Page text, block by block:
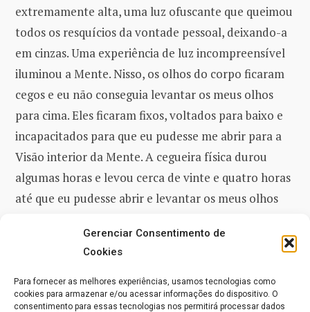
Gerenciar Consentimento de
Cookies
Para fornecer as melhores experiências, usamos tecnologias como
cookies para armazenar e/ou acessar informações do dispositivo. O
consentimento para essas tecnologias nos permitirá processar dados
extremamente alta, uma luz ofuscante que queimou
todos os resquícios da vontade pessoal, deixando-a
em cinzas. Uma experiência de luz incompreensível
iluminou a Mente. Nisso, os olhos do corpo ficaram
cegos e eu não conseguia levantar os meus olhos
para cima. Eles ficaram fixos, voltados para baixo e
incapacitados para que eu pudesse me abrir para a
Visão interior da Mente. A cegueira física durou
algumas horas e levou cerca de vinte e quatro horas
até que eu pudesse abrir e levantar os meus olhos
Demorou dois meses após essa
(‘substituição’)para aprender a me integrar
novamente ao corpo e à vida aparentes. Isso pode